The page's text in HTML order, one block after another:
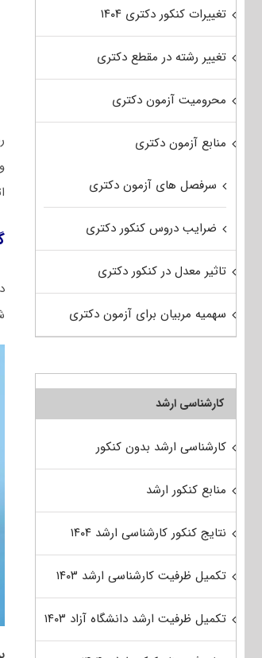
تغییرات کنکور دکتری ۱۴۰۴
تغییر رشته در مقطع دکتری
محرومیت آزمون دکتری
منابع آزمون دکتری
سرفصل های آزمون دکتری
ضرایب دروس کنکور دکتری
تاثیر معدل در کنکور دکتری
سهمیه مربیان برای آزمون دکتری
کارشناسی ارشد
کارشناسی ارشد بدون کنکور
منابع کنکور ارشد
نتایج کنکور کارشناسی ارشد ۱۴۰۴
تکمیل ظرفیت کارشناسی ارشد ۱۴۰۳
تکمیل ظرفیت ارشد دانشگاه آزاد ۱۴۰۳